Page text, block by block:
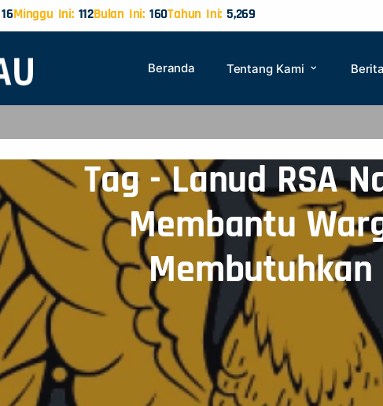
Minggu Ini:112Bulan Ini: 160Tahun Ini: 5,269
Beranda Tentang Kami Berita
Tag - Lanud RSA
Membantu
Membutuhkan